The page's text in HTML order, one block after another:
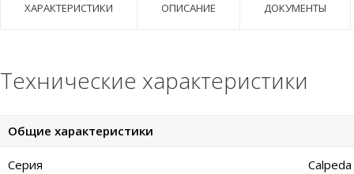
ХАРАКТЕРИСТИКИ ОПИСАНИЕ ДОКУМЕНТЫ
Технические характеристики
Общие характеристики
Серия